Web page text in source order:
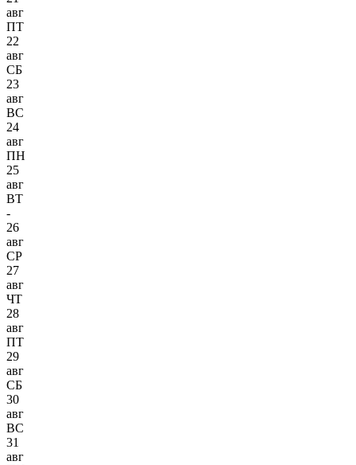
авг
ПТ
22
авг
СБ
23
авг
ВС
24
авг
ПН
25
авг
ВТ
-
26
авг
СР
27
авг
ЧТ
28
авг
ПТ
29
авг
СБ
30
авг
ВС
31
авг